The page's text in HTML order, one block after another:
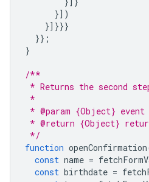
}])
}]}}}
}};
}
/**
* Returns the second
*
* @param {Object}
* @return {Object}
*/
function openConfirmation
const name =
const birthdate =